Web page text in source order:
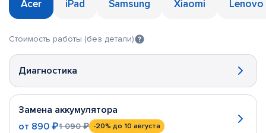
Acer iPad Samsung Xiaomi Lenovo
Стоимость работы (без детали)
Диагностика
Замена аккумулятора
от 890 ₽1 090 ₽ -20% до 10 августа